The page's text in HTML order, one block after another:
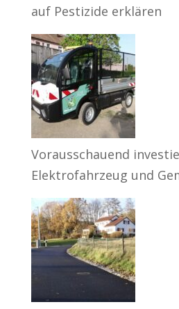
auf Pestizide erklären
Vorausschauend
Elektrofahrzeug und